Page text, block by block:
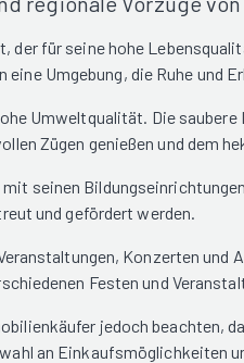
der für seine hohe
Umgebung, die Ruhe und
Umweltqualität. Die
Zügen genießen und dem
seinen
und gefördert werden.
Konzerten
Festen und
jedoch
an